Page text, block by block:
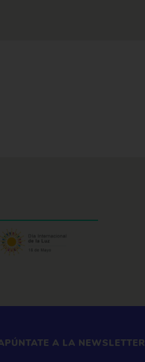
A LA NEWSLETTER